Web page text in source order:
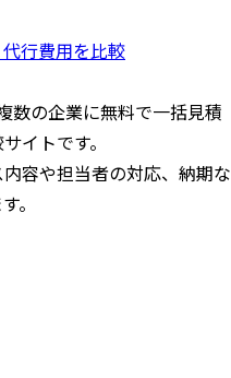
行費用を比較
数の企業に無料で一括見積
イトです。
容や担当者の対応、納期な
。